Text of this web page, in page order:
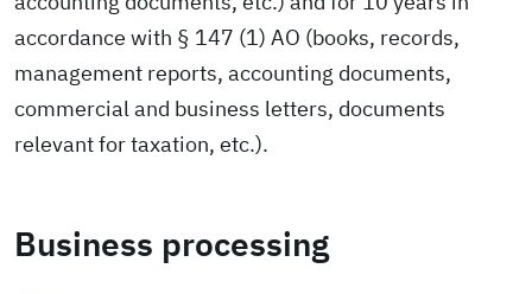
accordance with § 147 (1) AO (books, records,
management reports, accounting documents,
commercial and business letters, documents
relevant for taxation, etc.).
Business processing